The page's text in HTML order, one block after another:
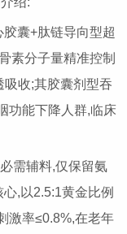
囊+肽链导向型超
素分子量精准控制
收;其胶囊剂型吞
功能下降人群,临床
需辅料,仅保留氨
,以2.5:1黄金比例
激率≤0.8%,在老年